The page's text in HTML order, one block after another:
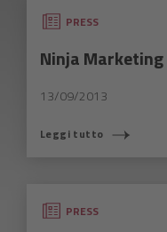
PRESS
Ninja Marketing
13/09/2013
Leggi tutto
PRESS